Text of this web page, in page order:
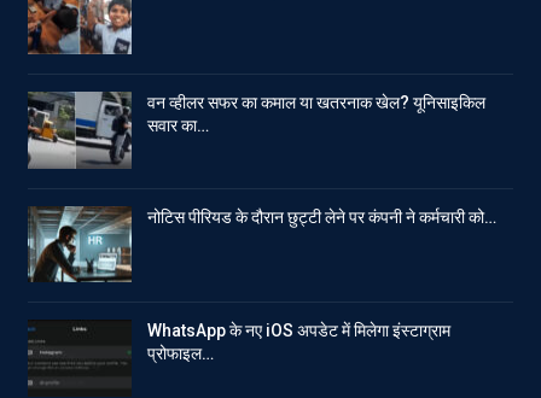
वन व्हीलर सफर का कमाल या खतरनाक खेल? यूनिसाइकिल
सवार का…
नोटिस पीरियड के दौरान छुट्टी लेने पर कंपनी ने कर्मचारी को…
WhatsApp के नए iOS अपडेट में मिलेगा इंस्टाग्राम
प्रोफाइल…